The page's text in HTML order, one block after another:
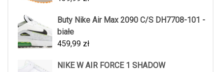
Buty Nike Air Max 2090 C/S DH7708-101 -
białe
459,99 zł
NIKE W AIR FORCE 1 SHADOW